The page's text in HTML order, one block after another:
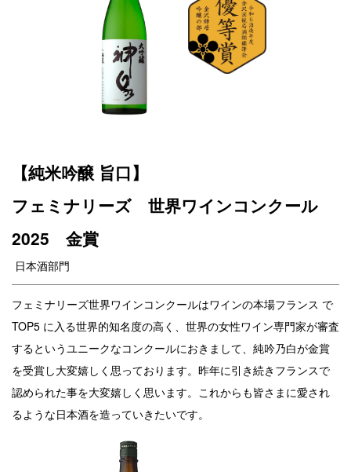
【純米吟醸 旨口】
フェミナリーズ 世界ワインコンクール
2025 金賞
日本酒部門
フェミナリーズ世界ワインコンクールはワインの本場フランス で
TOP5 に入る世界的知名度の高く、世界の女性ワイン専門家が審査
するというユニークなコンクールにおきまして、純吟乃白が金賞
を受賞し大変嬉しく思っております。昨年に引き続きフランスで
認められた事を大変嬉しく思います。これからも皆さまに愛され
るような日本酒を造っていきたいです。